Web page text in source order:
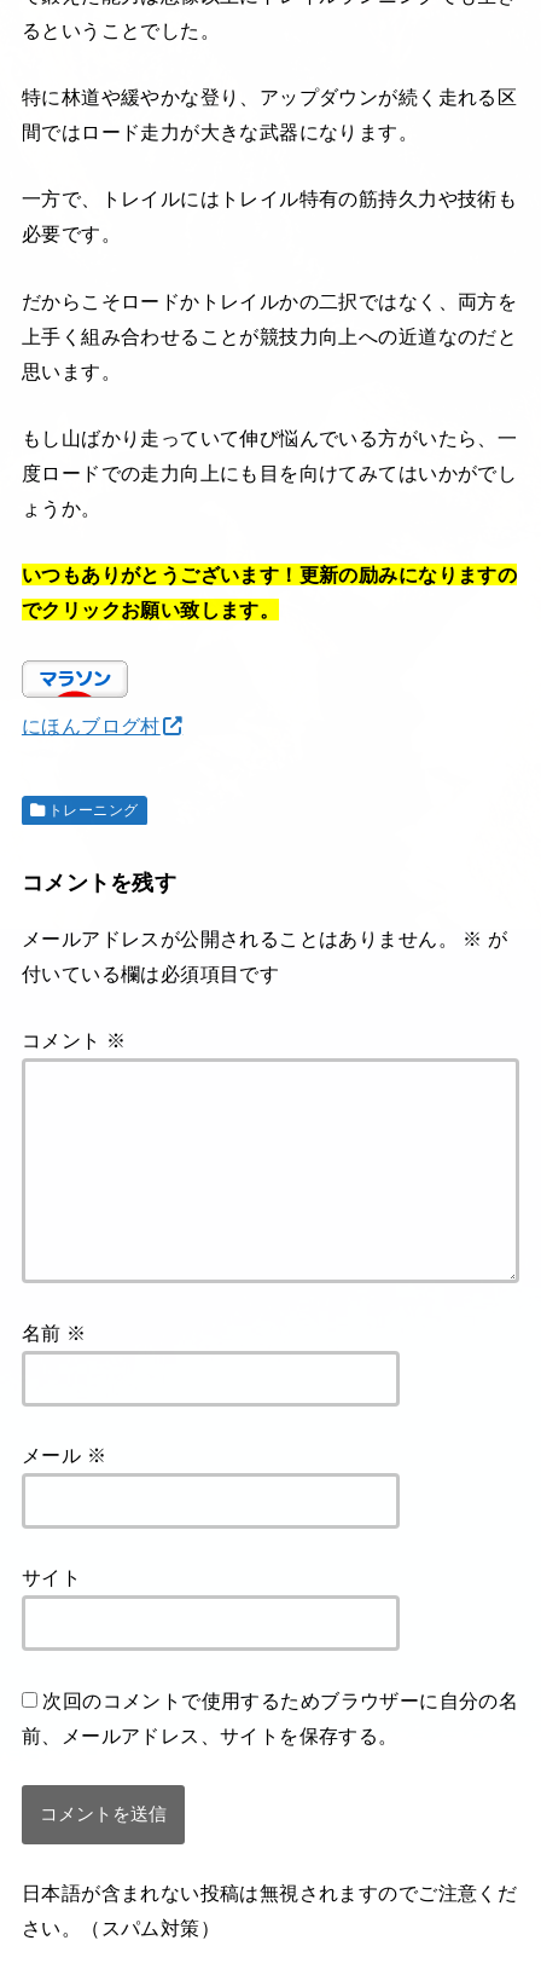
るということでした。
特に林道や緩やかな登り、アップダウンが続く走れる区
間ではロード走力が大きな武器になります。
一方で、トレイルにはトレイル特有の筋持久力や技術も
必要です。
だからこそロードかトレイルかの二択ではなく、両方を
上手く組み合わせることが競技力向上への近道なのだと
思います。
もし山ばかり走っていて伸び悩んでいる方がいたら、一
度ロードでの走力向上にも目を向けてみてはいかがでし
ょうか。
いつもありがとうございます！更新の励みになりますの
でクリックお願い致します。
にほんブログ村
トレーニング
コメントを残す
メールアドレスが公開されることはありません。 ※ が
付いている欄は必須項目です
コメント ※
名前 ※
メール ※
サイト
次回のコメントで使用するためブラウザーに自分の名
前、メールアドレス、サイトを保存する。
日本語が含まれない投稿は無視されますのでご注意くだ
さい。（スパム対策）